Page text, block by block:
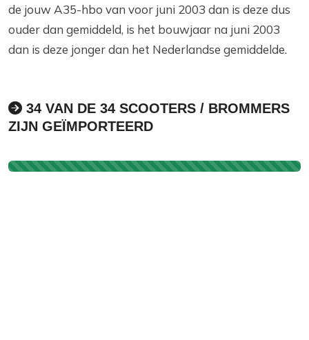
de jouw A35-hbo van voor juni 2003 dan is deze dus
ouder dan gemiddeld, is het bouwjaar na juni 2003
dan is deze jonger dan het Nederlandse gemiddelde.
34 VAN DE 34 SCOOTERS / BROMMERS
ZIJN GEÏMPORTEERD